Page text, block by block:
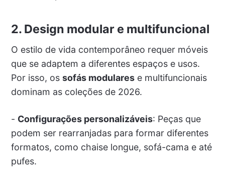
2. Design modular e multifuncional
O estilo de vida contemporâneo requer móveis
que se adaptem a diferentes espaços e usos.
Por isso, os sofás modularese multifuncionais
dominam as coleções de 2026.
- Configurações personalizáveis: Peças que
podem ser rearranjadas para formar diferentes
formatos, como chaise longue, sofá-cama e até
pufes.